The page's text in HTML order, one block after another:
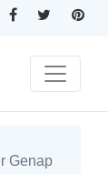
Genap